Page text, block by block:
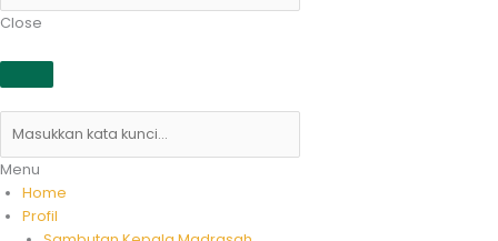
Close
Menu
Home
Profil